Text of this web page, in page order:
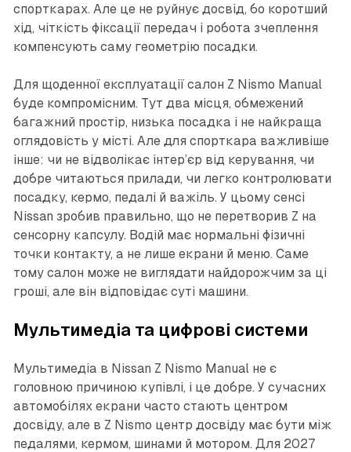
спорткарах. Але це не руйнує досвід, бо коротший
хід, чіткість фіксації передач і робота зчеплення
компенсують саму геометрію посадки.
Для щоденної експлуатації салон Z Nismo Manual
буде компромісним. Тут два місця, обмежений
багажний простір, низька посадка і не найкраща
оглядовість у місті. Але для спорткара важливіше
інше: чи не відволікає інтер’єр від керування, чи
добре читаються прилади, чи легко контролювати
посадку, кермо, педалі й важіль. У цьому сенсі
Nissan зробив правильно, що не перетворив Z на
сенсорну капсулу. Водій має нормальні фізичні
точки контакту, а не лише екрани й меню. Саме
тому салон може не виглядати найдорожчим за ці
гроші, але він відповідає суті машини.
Мультимедіа та цифрові системи
Мультимедіа в Nissan Z Nismo Manual не є
головною причиною купівлі, і це добре. У сучасних
автомобілях екрани часто стають центром
досвіду, але в Z Nismo центр досвіду має бути між
педалями, кермом, шинами й мотором. Для 2027